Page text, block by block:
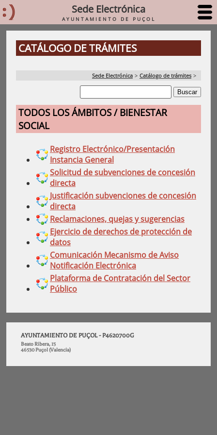
Sede Electrónica
AYUNTAMIENTO DE PUÇOL
CATÁLOGO DE TRÁMITES
Sede Electrónica > Catálogo de trámites >
TODOS LOS ÁMBITOS / BIENESTAR
SOCIAL
Registro Electrónico/Presentación
Instancia General
Solicitud de subvenciones de concesión
directa
Justificación subvenciones de concesión
directa
Reclamaciones, quejas y sugerencias
Ejercicio de derechos de protección de
datos
Comunicación Mecanismo de Aviso
Notificación Electrónica
Plataforma de Contratación del Sector
Público
AYUNTAMIENTO DE PUÇOL - P4620700G
Beato Ribera, 15
46530 Puçol (Valencia)